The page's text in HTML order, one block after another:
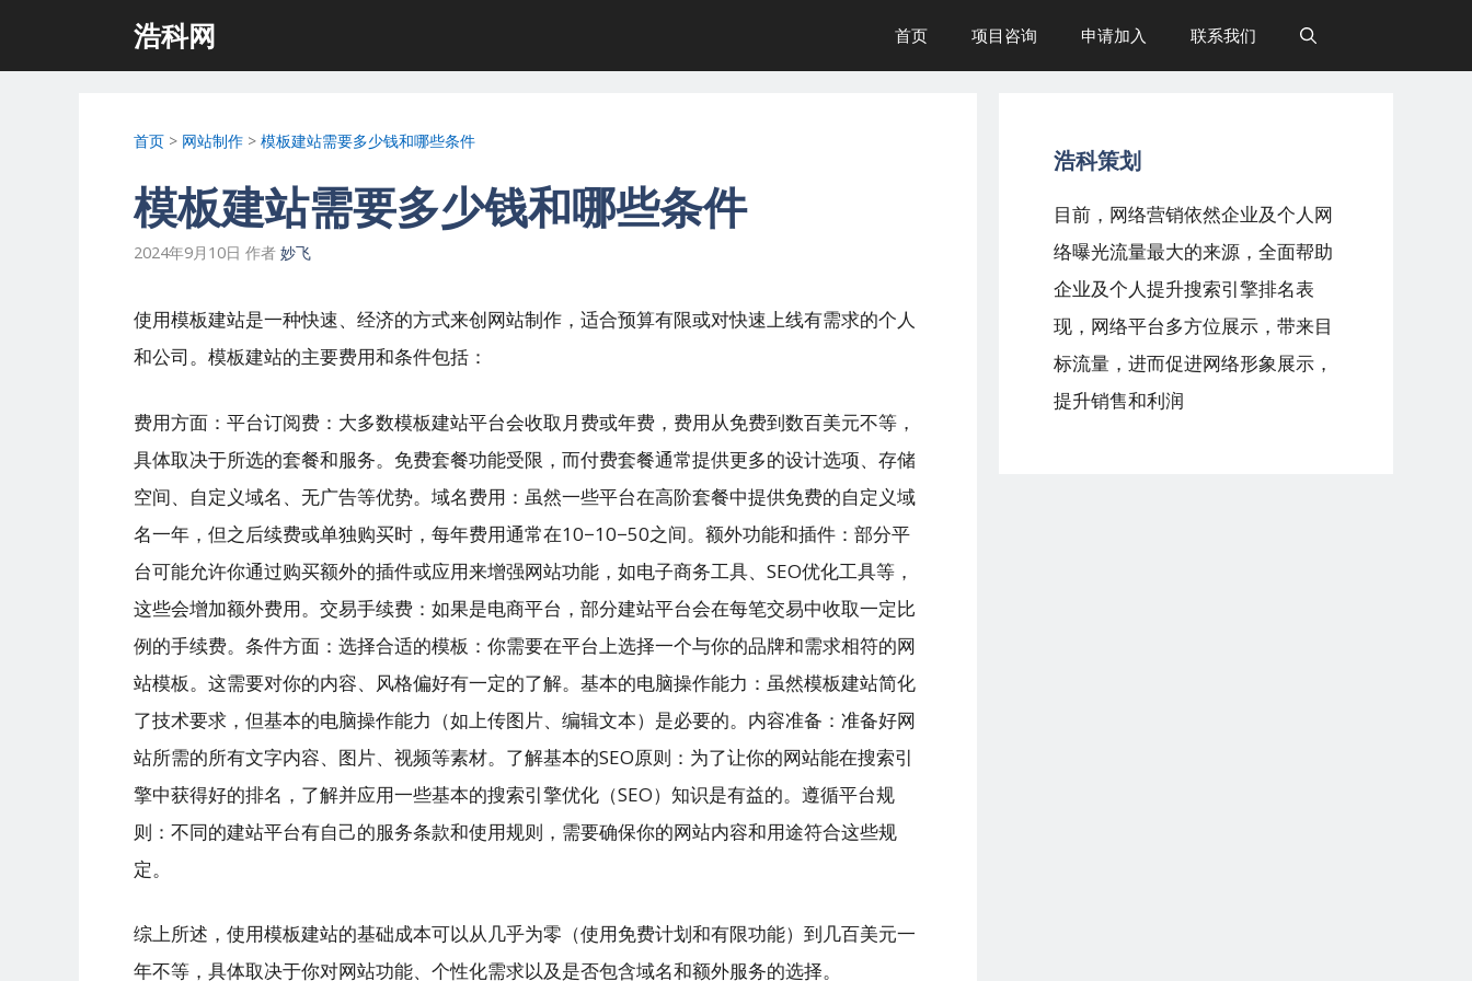
浩科网 首页 项目咨询 申请加入 联系我们
首页 > 网站制作 > 模板建站需要多少钱和哪些条件
模板建站需要多少钱和哪些条件
2024年9月10日 作者 妙飞
使用模板建站是一种快速、经济的方式来创网站制作，适合预算有限或对快速上线有需求的个人
和公司。模板建站的主要费用和条件包括：
费用方面：平台订阅费：大多数模板建站平台会收取月费或年费，费用从免费到数百美元不等，
具体取决于所选的套餐和服务。免费套餐功能受限，而付费套餐通常提供更多的设计选项、存储
空间、自定义域名、无广告等优势。域名费用：虽然一些平台在高阶套餐中提供免费的自定义域
名一年，但之后续费或单独购买时，每年费用通常在10−10−50之间。额外功能和插件：部分平
台可能允许你通过购买额外的插件或应用来增强网站功能，如电子商务工具、SEO优化工具等，
这些会增加额外费用。交易手续费：如果是电商平台，部分建站平台会在每笔交易中收取一定比
例的手续费。条件方面：选择合适的模板：你需要在平台上选择一个与你的品牌和需求相符的网
站模板。这需要对你的内容、风格偏好有一定的了解。基本的电脑操作能力：虽然模板建站简化
了技术要求，但基本的电脑操作能力（如上传图片、编辑文本）是必要的。内容准备：准备好网
站所需的所有文字内容、图片、视频等素材。了解基本的SEO原则：为了让你的网站能在搜索引
擎中获得好的排名，了解并应用一些基本的搜索引擎优化（SEO）知识是有益的。遵循平台规
则：不同的建站平台有自己的服务条款和使用规则，需要确保你的网站内容和用途符合这些规
定。
综上所述，使用模板建站的基础成本可以从几乎为零（使用免费计划和有限功能）到几百美元一
年不等，具体取决于你对网站功能、个性化需求以及是否包含域名和额外服务的选择。
浩科策划
目前，网络营销依然企业及个人网
络曝光流量最大的来源，全面帮助
企业及个人提升搜索引擎排名表
现，网络平台多方位展示，带来目
标流量，进而促进网络形象展示，
提升销售和利润